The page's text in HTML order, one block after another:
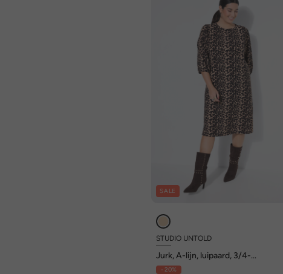
SALE
STUDIO UNTOLD
Jurk, A-lijn, luipaard, 3/4-
ballonmouwen
- 20%